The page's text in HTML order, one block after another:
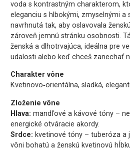
voda s kontrastným charakterom,
eleganciu s hlbokými, zmyselnými a
navrhnutá tak, aby oslavovala
zároveň jemnú stránku osobnosti.
ženská a dlhotrvajúca, ideálna pre
udalosti alebo keď chceš zanechať
Charakter vône
Kvetinovo‑orientálna, sladká,
Zloženie vône
Hlava: mandľové a kávové tóny –
energické otváracie akordy.
Srdce: kvetinové tóny – tuberóza a
vôni bohatú a ženskú kvetinovú